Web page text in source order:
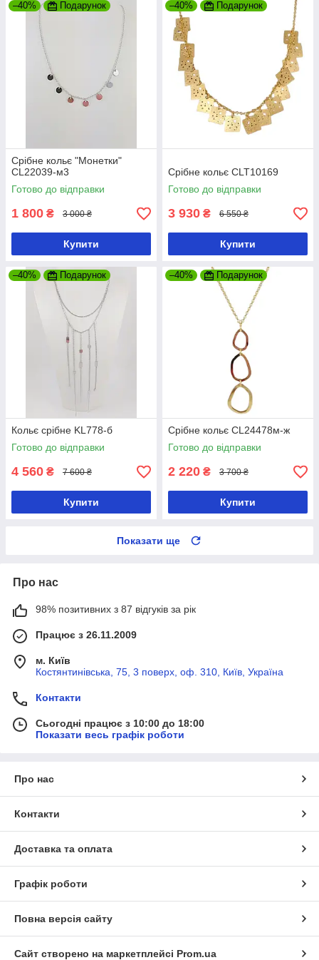
–40% Подарунок
Срібне кольє "Монетки"
CL22039-м3
Готово до відправки
1 800 ₴ 3 000 ₴
Купити
–40% Подарунок
Срібне кольє CLT10169
Готово до відправки
3 930 ₴ 6 550 ₴
Купити
–40% Подарунок
Кольє срібне KL778-б
Готово до відправки
4 560 ₴ 7 600 ₴
Купити
–40% Подарунок
Срібне кольє CL24478м-ж
Готово до відправки
2 220 ₴ 3 700 ₴
Купити
Показати ще
Про нас
98% позитивних з 87 відгуків за рік
Працює з 26.11.2009
м. Київ
Костянтинівська, 75, 3 поверх, оф. 310, Київ, Україна
Контакти
Сьогодні працює з 10:00 до 18:00
Показати весь графік роботи
Про нас
Контакти
Доставка та оплата
Графік роботи
Повна версія сайту
Сайт створено на маркетплейсі Prom.ua